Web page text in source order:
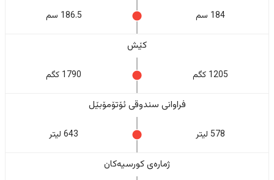
184 سم 186.5 سم
کێش
1205 کگم 1790 کگم
فراوانی سندوقی ئۆتۆمۆبێل
578 لیتر 643 لیتر
ژمارەی کورسیەکان